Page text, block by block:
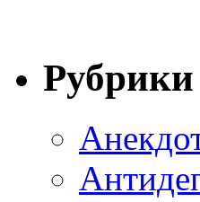
Рубрики